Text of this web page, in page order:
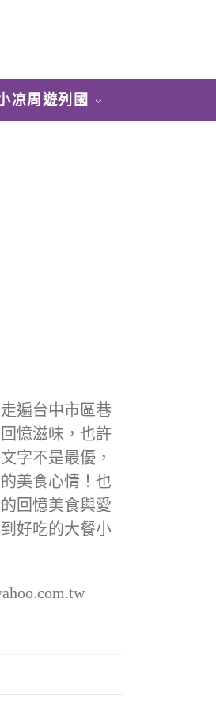
凉周遊列國
遍台中市區巷
憶滋味，也許
字不是最優，
美食心情！也
回憶美食與愛
好吃的大餐小